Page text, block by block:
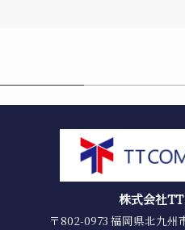
株式会社
〒802-0973 福岡県北九